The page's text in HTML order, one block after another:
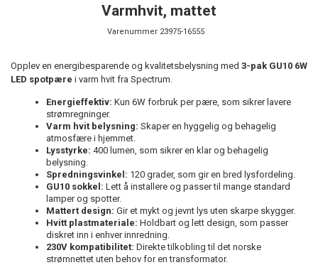
Varmhvit, mattet
Varenummer 23975-16555
Opplev en energibesparende og kvalitetsbelysning med 3-pak GU10 6W
LED spotpære i varm hvit fra Spectrum.
Energieffektiv: Kun 6W forbruk per pære, som sikrer lavere
strømregninger.
Varm hvit belysning: Skaper en hyggelig og behagelig
atmosfære i hjemmet.
Lysstyrke: 400 lumen, som sikrer en klar og behagelig
belysning.
Spredningsvinkel: 120 grader, som gir en bred lysfordeling.
GU10 sokkel: Lett å installere og passer til mange standard
lamper og spotter.
Mattert design: Gir et mykt og jevnt lys uten skarpe skygger.
Hvitt plastmateriale: Holdbart og lett design, som passer
diskret inn i enhver innredning.
230V kompatibilitet: Direkte tilkobling til det norske
strømnettet uten behov for en transformator.